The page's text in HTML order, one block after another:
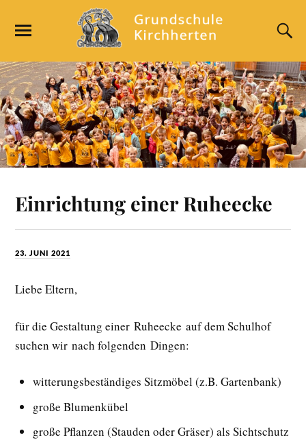
Einrichtung einer Ruheecke
23. JUNI 2021
Liebe Eltern,
für die Gestaltung einer Ruheecke auf dem Schulhof
suchen wir nach folgenden Dingen:
witterungsbeständiges Sitzmöbel (z.B. Gartenbank)
große Blumenkübel
große Pflanzen (Stauden oder Gräser) als Sichtschutz